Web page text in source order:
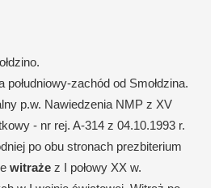
południowy-zachód od Smołdzina.
p.w. Nawiedzenia NMP z XV
- nr rej. A-314 z 04.10.1993 r.
po obu stronach prezbiterium
witraże z I połowy XX w.